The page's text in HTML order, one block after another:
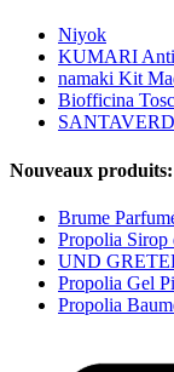
Niyok
KUMARI Anti
namaki Kit
Biofficina
Nouveaux produits:
Brume
Propolia Sirop
UND
Propolia Gel
Propolia